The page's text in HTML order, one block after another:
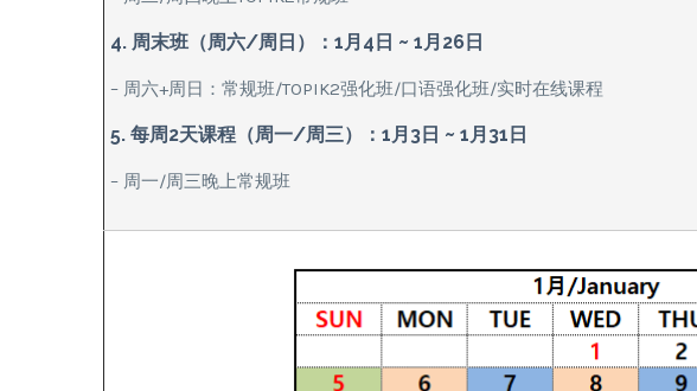
4. 周末班（周六/周日）：1月4日 ~ 1月26日
– 周六+周日：常规班/TOPIK2强化班/口语强化班/实时在线课程
5. 每周2天课程（周一/周三）：1月3日 ~ 1月31日
– 周一/周三晚上常规班